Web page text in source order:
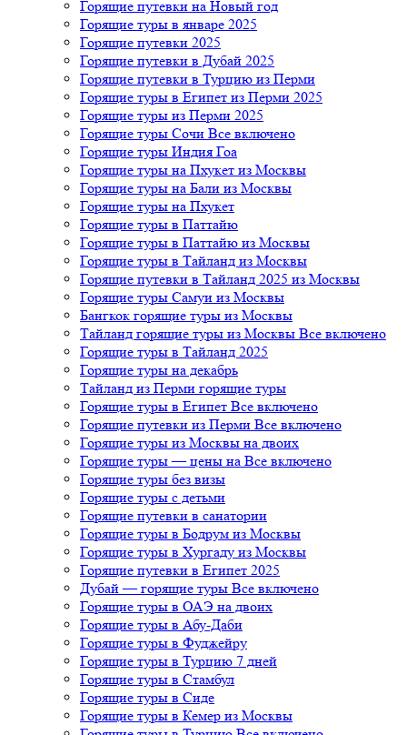
Горящие путевки на Новый год
Горящие туры в январе 2025
Горящие путевки 2025
Горящие путевки в Дубай 2025
Горящие путевки в Турцию из Перми
Горящие туры в Египет из Перми 2025
Горящие туры из Перми 2025
Горящие туры Сочи Все включено
Горящие туры Индия Гоа
Горящие туры на Пхукет из Москвы
Горящие туры на Бали из Москвы
Горящие туры на Пхукет
Горящие туры в Паттайю
Горящие туры в Паттайю из Москвы
Горящие туры в Тайланд из Москвы
Горящие путевки в Тайланд 2025 из Москвы
Горящие туры Самуи из Москвы
Бангкок горящие туры из Москвы
Тайланд горящие туры из Москвы Все включено
Горящие туры в Тайланд 2025
Горящие туры на декабрь
Тайланд из Перми горящие туры
Горящие туры в Египет Все включено
Горящие путевки из Перми Все включено
Горящие туры из Москвы на двоих
Горящие туры — цены на Все включено
Горящие туры без визы
Горящие туры с детьми
Горящие путевки в санатории
Горящие туры в Бодрум из Москвы
Горящие туры в Хургаду из Москвы
Горящие путевки в Египет 2025
Дубай — горящие туры Все включено
Горящие туры в ОАЭ на двоих
Горящие туры в Абу-Даби
Горящие туры в Фуджейру
Горящие туры в Турцию 7 дней
Горящие туры в Стамбул
Горящие туры в Сиде
Горящие туры в Кемер из Москвы